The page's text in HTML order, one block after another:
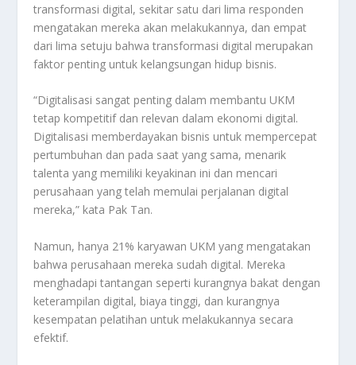
transformasi digital, sekitar satu dari lima responden
mengatakan mereka akan melakukannya, dan empat
dari lima setuju bahwa transformasi digital merupakan
faktor penting untuk kelangsungan hidup bisnis.
“Digitalisasi sangat penting dalam membantu UKM
tetap kompetitif dan relevan dalam ekonomi digital.
Digitalisasi memberdayakan bisnis untuk mempercepat
pertumbuhan dan pada saat yang sama, menarik
talenta yang memiliki keyakinan ini dan mencari
perusahaan yang telah memulai perjalanan digital
mereka,” kata Pak Tan.
Namun, hanya 21% karyawan UKM yang mengatakan
bahwa perusahaan mereka sudah digital. Mereka
menghadapi tantangan seperti kurangnya bakat dengan
keterampilan digital, biaya tinggi, dan kurangnya
kesempatan pelatihan untuk melakukannya secara
efektif.